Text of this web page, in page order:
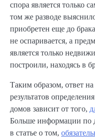
спора является только
том же разводе
приобретен еще до
не оспаривается, а
является только
построили, находясь в
Таким образом, ответ
результатов
домов зависит от того,
Больше информации по
в статье о том,